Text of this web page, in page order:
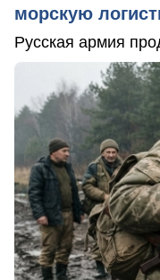
морскую
Русская армия